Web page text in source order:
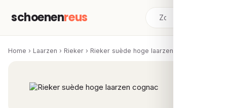
schoenenreus
Home › Laarzen › Rieker › Rieker suède hoge laarzen cognac